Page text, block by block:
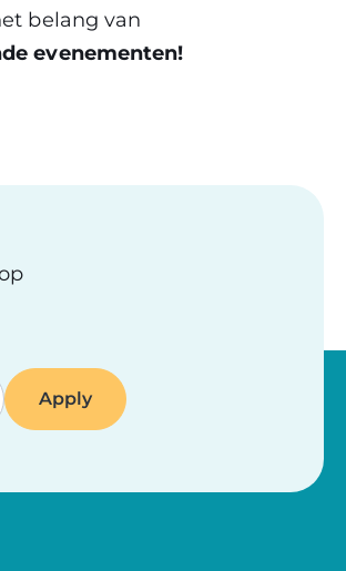
belang van
evenementen!